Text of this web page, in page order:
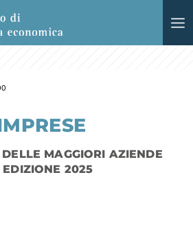
MAGGIORI AZIENDE
EDIZIONE 2025